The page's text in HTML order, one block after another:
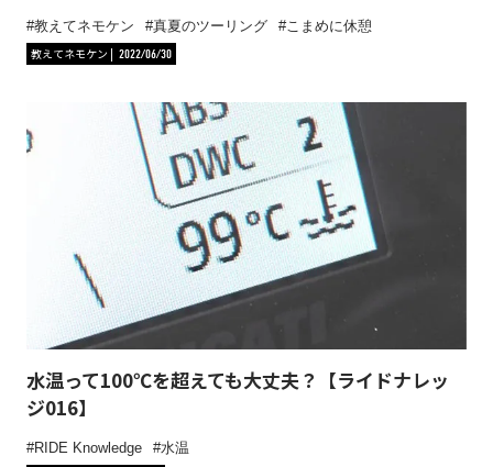
教えてネモケン 真夏のツーリング
こまめに休憩
教えてネモケン
2022/06/30
水温って100℃を超えても大丈夫？【ライドナレッ
ジ016】
RIDE Knowledge
水温